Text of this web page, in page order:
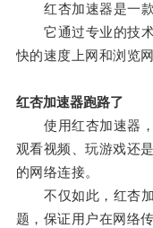
红杏加速器是一款
它通过专业的技术
快的速度上网和浏览
红杏加速器跑路了
使用红杏加速器，
观看视频、玩游戏还
的网络连接。
不仅如此，红杏加
题，保证用户在网络